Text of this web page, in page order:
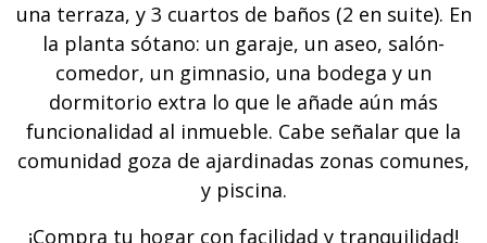
una terraza, y 3 cuartos de baños (2 en suite). En
la planta sótano: un garaje, un aseo, salón-
comedor, un gimnasio, una bodega y un
dormitorio extra lo que le añade aún más
funcionalidad al inmueble. Cabe señalar que la
comunidad goza de ajardinadas zonas comunes,
y piscina.
¡Compra tu hogar con facilidad y tranquilidad!